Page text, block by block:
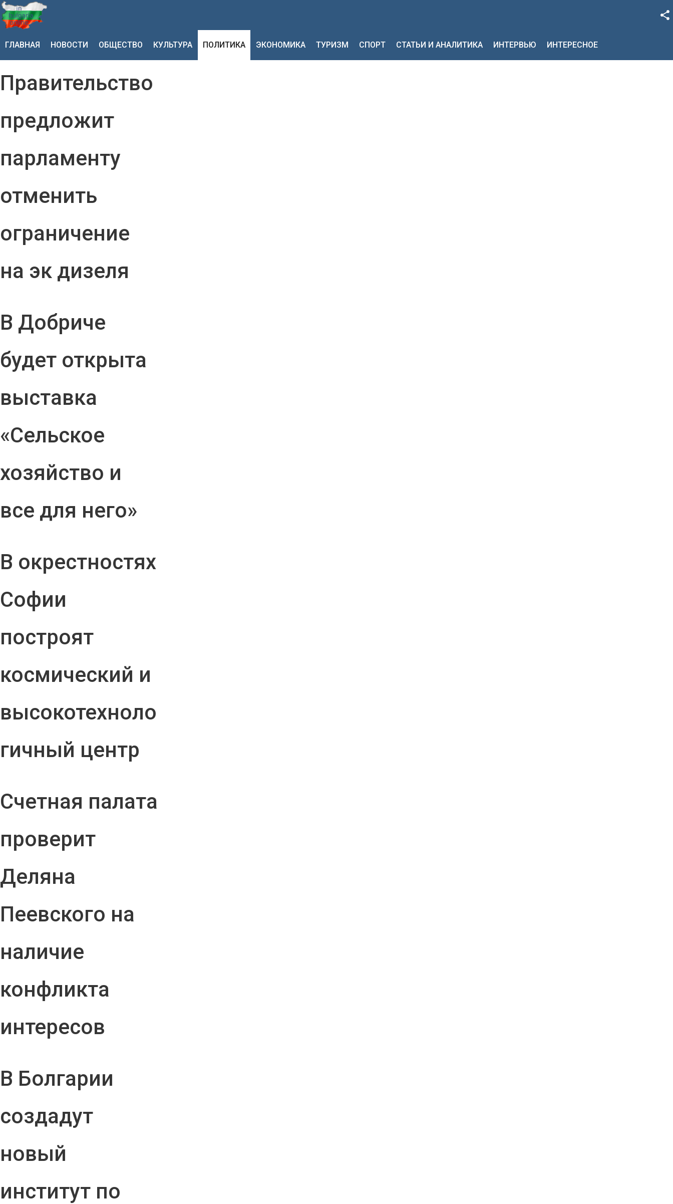
Google+
ГЛАВНАЯ НОВОСТИ ОБЩЕСТВО КУЛЬТУРА ПОЛИТИКА ЭКОНОМИКА ТУРИЗМ СПОРТ СТАТЬИ И АНАЛИТИКА ИНТЕРВЬЮ ИНТЕРЕСНОЕ
Правительство
предложит
парламенту
отменить
ограничение
на эк дизеля
В Добриче
будет открыта
выставка
«Сельское
хозяйство и
все для него»
В окрестностях
Софии
построят
космический и
высокотехноло
гичный центр
Счетная палата
проверит
Деляна
Пеевского на
наличие
конфликта
интересов
В Болгарии
создадут
новый
институт по